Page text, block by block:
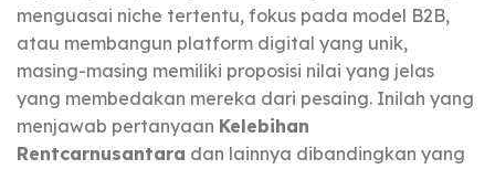
menguasai niche tertentu, fokus pada model B2B,
atau membangun platform digital yang unik,
masing-masing memiliki proposisi nilai yang jelas
yang membedakan mereka dari pesaing. Inilah yang
menjawab pertanyaan Kelebihan
Rentcarnusantara dan lainnya dibandingkan yang